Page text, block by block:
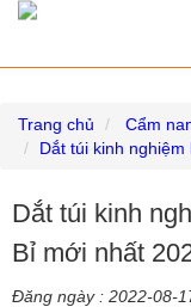
Trang chủ
Cẩm
Dắt túi kinh
Dắt túi kinh
Bỉ mới nhất
Đăng ngày : 2022-08-